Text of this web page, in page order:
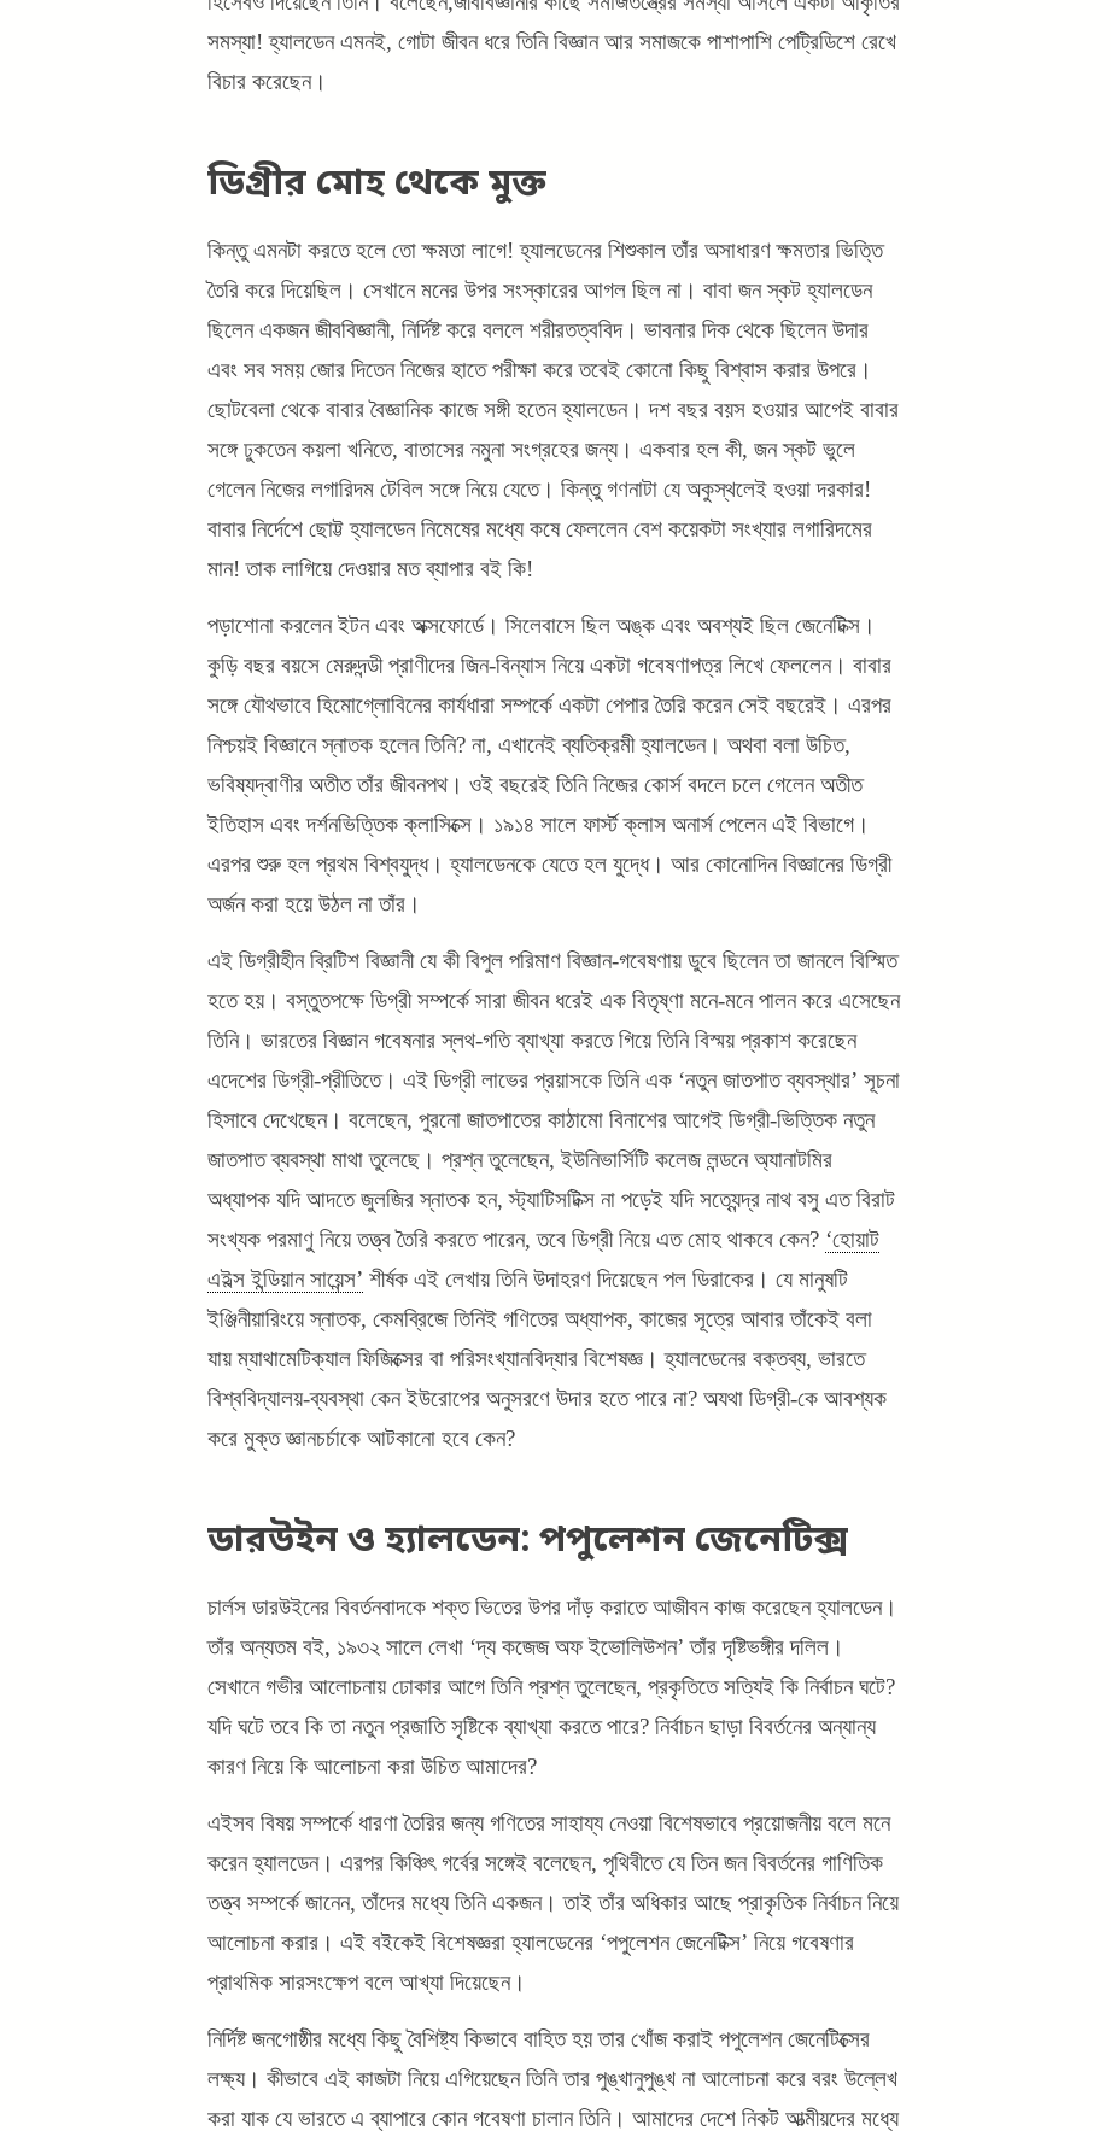
সমস্যা! হ্যালডেন এমনই, গোটা জীবন ধরে তিনি বিজ্ঞান আর সমাজকে পাশাপাশি পেট্রিডিশে রেখে
বিচার করেছেন।
ডিগ্রীর মোহ থেকে মুক্ত
কিন্তু এমনটা করতে হলে তো ক্ষমতা লাগে! হ্যালডেনের শিশুকাল তাঁর অসাধারণ ক্ষমতার ভিত্তি
তৈরি করে দিয়েছিল। সেখানে মনের উপর সংস্কারের আগল ছিল না। বাবা জন স্কট হ্যালডেন
ছিলেন একজন জীববিজ্ঞানী, নির্দিষ্ট করে বললে শরীরতত্ববিদ। ভাবনার দিক থেকে ছিলেন উদার
এবং সব সময় জোর দিতেন নিজের হাতে পরীক্ষা করে তবেই কোনো কিছু বিশ্বাস করার উপরে।
ছোটবেলা থেকে বাবার বৈজ্ঞানিক কাজে সঙ্গী হতেন হ্যালডেন। দশ বছর বয়স হওয়ার আগেই বাবার
সঙ্গে ঢুকতেন কয়লা খনিতে, বাতাসের নমুনা সংগ্রহের জন্য। একবার হল কী, জন স্কট ভুলে
গেলেন নিজের লগারিদম টেবিল সঙ্গে নিয়ে যেতে। কিন্তু গণনাটা যে অকুস্থলেই হওয়া দরকার!
বাবার নির্দেশে ছোট্ট হ্যালডেন নিমেষের মধ্যে কষে ফেললেন বেশ কয়েকটা সংখ্যার লগারিদমের
মান! তাক লাগিয়ে দেওয়ার মত ব্যাপার বই কি!
পড়াশোনা করলেন ইটন এবং অক্সফোর্ডে। সিলেবাসে ছিল অঙ্ক এবং অবশ্যই ছিল জেনেটিক্স।
কুড়ি বছর বয়সে মেরুদন্ডী প্রাণীদের জিন-বিন্যাস নিয়ে একটা গবেষণাপত্র লিখে ফেললেন। বাবার
সঙ্গে যৌথভাবে হিমোগ্লোবিনের কার্যধারা সম্পর্কে একটা পেপার তৈরি করেন সেই বছরেই। এরপর
নিশ্চয়ই বিজ্ঞানে স্নাতক হলেন তিনি? না, এখানেই ব্যতিক্রমী হ্যালডেন। অথবা বলা উচিত,
ভবিষ্যদ্বাণীর অতীত তাঁর জীবনপথ। ওই বছরেই তিনি নিজের কোর্স বদলে চলে গেলেন অতীত
ইতিহাস এবং দর্শনভিত্তিক ক্লাসিক্সে। ১৯১৪ সালে ফার্স্ট ক্লাস অনার্স পেলেন এই বিভাগে।
এরপর শুরু হল প্রথম বিশ্বযুদ্ধ। হ্যালডেনকে যেতে হল যুদ্ধে। আর কোনোদিন বিজ্ঞানের ডিগ্রী
অর্জন করা হয়ে উঠল না তাঁর।
এই ডিগ্রীহীন ব্রিটিশ বিজ্ঞানী যে কী বিপুল পরিমাণ বিজ্ঞান-গবেষণায় ডুবে ছিলেন তা জানলে বিস্মিত
হতে হয়। বস্তুতপক্ষে ডিগ্রী সম্পর্কে সারা জীবন ধরেই এক বিতৃষ্ণা মনে-মনে পালন করে এসেছেন
তিনি। ভারতের বিজ্ঞান গবেষনার স্লথ-গতি ব্যাখ্যা করতে গিয়ে তিনি বিস্ময় প্রকাশ করেছেন
এদেশের ডিগ্রী-প্রীতিতে। এই ডিগ্রী লাভের প্রয়াসকে তিনি এক ‘নতুন জাতপাত ব্যবস্থার’ সূচনা
হিসাবে দেখেছেন। বলেছেন, পুরনো জাতপাতের কাঠামো বিনাশের আগেই ডিগ্রী-ভিত্তিক নতুন
জাতপাত ব্যবস্থা মাথা তুলেছে। প্রশ্ন তুলেছেন, ইউনিভার্সিটি কলেজ লন্ডনে অ্যানাটমির
অধ্যাপক যদি আদতে জুলজির স্নাতক হন, স্ট্যাটিসটিক্স না পড়েই যদি সত্যেন্দ্র নাথ বসু এত বিরাট
সংখ্যক পরমাণু নিয়ে তত্ত্ব তৈরি করতে পারেন, তবে ডিগ্রী নিয়ে এত মোহ থাকবে কেন? ‘হোয়াট
এইল্স ইন্ডিয়ান সায়েন্স’ শীর্ষক এই লেখায় তিনি উদাহরণ দিয়েছেন পল ডিরাকের। যে মানুষটি
ইঞ্জিনীয়ারিংয়ে স্নাতক, কেমব্রিজে তিনিই গণিতের অধ্যাপক, কাজের সূত্রে আবার তাঁকেই বলা
যায় ম্যাথামেটিক্যাল ফিজিক্সের বা পরিসংখ্যানবিদ্যার বিশেষজ্ঞ। হ্যালডেনের বক্তব্য, ভারতে
বিশ্ববিদ্যালয়-ব্যবস্থা কেন ইউরোপের অনুসরণে উদার হতে পারে না? অযথা ডিগ্রী-কে আবশ্যক
করে মুক্ত জ্ঞানচর্চাকে আটকানো হবে কেন?
ডারউইন ও হ্যালডেন: পপুলেশন জেনেটিক্স
চার্লস ডারউইনের বিবর্তনবাদকে শক্ত ভিতের উপর দাঁড় করাতে আজীবন কাজ করেছেন হ্যালডেন।
তাঁর অন্যতম বই, ১৯৩২ সালে লেখা ‘দ্য কজেজ অফ ইভোলিউশন’ তাঁর দৃষ্টিভঙ্গীর দলিল।
সেখানে গভীর আলোচনায় ঢোকার আগে তিনি প্রশ্ন তুলেছেন, প্রকৃতিতে সত্যিই কি নির্বাচন ঘটে?
যদি ঘটে তবে কি তা নতুন প্রজাতি সৃষ্টিকে ব্যাখ্যা করতে পারে? নির্বাচন ছাড়া বিবর্তনের অন্যান্য
কারণ নিয়ে কি আলোচনা করা উচিত আমাদের?
এইসব বিষয় সম্পর্কে ধারণা তৈরির জন্য গণিতের সাহায্য নেওয়া বিশেষভাবে প্রয়োজনীয় বলে মনে
করেন হ্যালডেন। এরপর কিঞ্চিৎ গর্বের সঙ্গেই বলেছেন, পৃথিবীতে যে তিন জন বিবর্তনের গাণিতিক
তত্ত্ব সম্পর্কে জানেন, তাঁদের মধ্যে তিনি একজন। তাই তাঁর অধিকার আছে প্রাকৃতিক নির্বাচন নিয়ে
আলোচনা করার। এই বইকেই বিশেষজ্ঞরা হ্যালডেনের ‘পপুলেশন জেনেটিক্স’ নিয়ে গবেষণার
প্রাথমিক সারসংক্ষেপ বলে আখ্যা দিয়েছেন।
নির্দিষ্ট জনগোষ্ঠীর মধ্যে কিছু বৈশিষ্ট্য কিভাবে বাহিত হয় তার খোঁজ করাই পপুলেশন জেনেটিক্সের
লক্ষ্য। কীভাবে এই কাজটা নিয়ে এগিয়েছেন তিনি তার পুঙ্খানুপুঙ্খ না আলোচনা করে বরং উল্লেখ
করা যাক যে ভারতে এ ব্যাপারে কোন গবেষণা চালান তিনি। আমাদের দেশে নিকট আত্মীয়দের মধ্যে